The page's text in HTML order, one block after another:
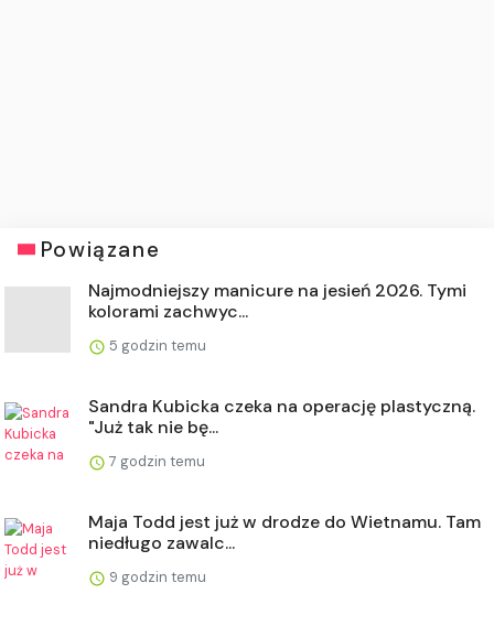
Powiązane
Najmodniejszy manicure na jesień 2026. Tymi
kolorami zachwyc...
5 godzin temu
Sandra Kubicka czeka na operację plastyczną.
"Już tak nie bę...
7 godzin temu
Maja Todd jest już w drodze do Wietnamu. Tam
niedługo zawalc...
9 godzin temu